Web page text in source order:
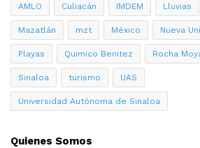
AMLO Culiacán IMDEM Lluvias
Mazatlán mzt México Nueva
Playas Quimico Benitez Rocha
Sinaloa turismo UAS
Universidad Autónoma de Sinaloa
Quienes Somos